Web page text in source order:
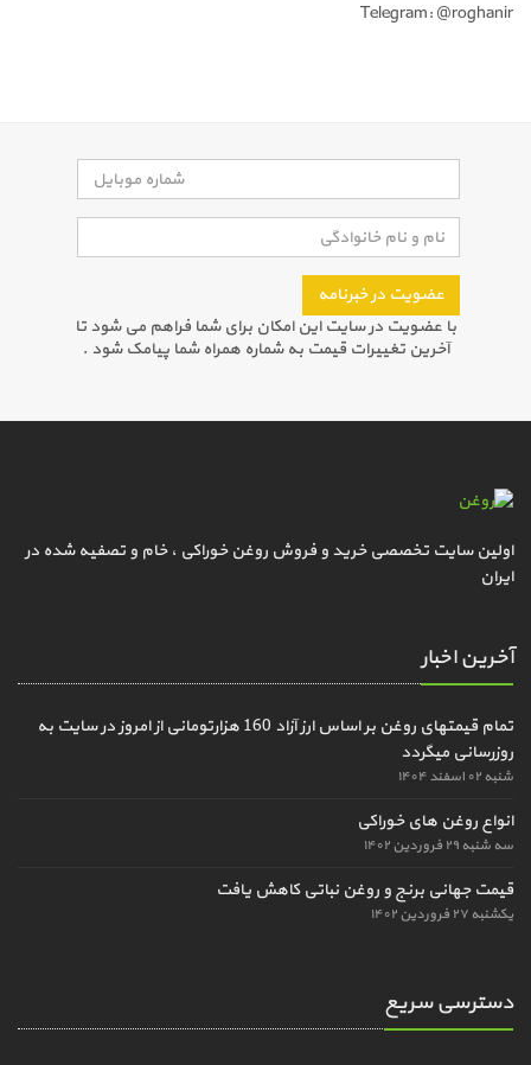
Telegram: @roghanir
عضویت در خبرنامه
با عضویت در سایت این امکان برای شما فراهم می شود تا
آخرین تغییرات قیمت به شماره همراه شما پیامک شود .
اولین سایت تخصصی خرید و فروش روغن خوراکی ، خام و تصفیه شده در
ایران
آخرین اخبار
تمام قیمتهای روغن بر اساس ارز آزاد 160 هزارتومانی از امروز در سایت به
روزرسانی میگردد
شنبه ۰۲ اسفند ۱۴۰۴
انواع روغن های خوراکی
سه شنبه ۲۹ فروردین ۱۴۰۲
قیمت جهانی برنج و روغن نباتی کاهش یافت
یکشنبه ۲۷ فروردین ۱۴۰۲
دسترسی سریع